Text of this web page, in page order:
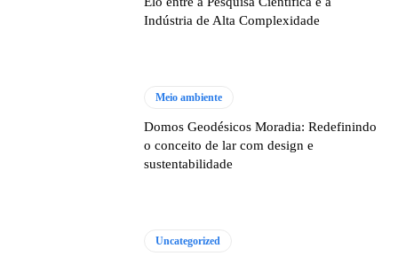
Indústria de Alta Complexidade
Meio ambiente
Domos Geodésicos Moradia: Redefinindo
o conceito de lar com design e
sustentabilidade
Uncategorized